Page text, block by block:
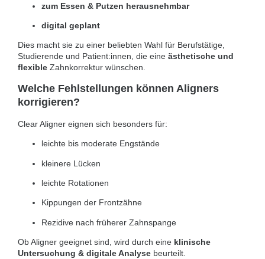
zum Essen & Putzen herausnehmbar
digital geplant
Dies macht sie zu einer beliebten Wahl für Berufstätige,
Studierende und Patient:innen, die eine ästhetische und
flexible Zahnkorrektur wünschen.
Welche Fehlstellungen können Aligners
korrigieren?
Clear Aligner eignen sich besonders für:
leichte bis moderate Engstände
kleinere Lücken
leichte Rotationen
Kippungen der Frontzähne
Rezidive nach früherer Zahnspange
Ob Aligner geeignet sind, wird durch eine klinische
Untersuchung & digitale Analyse beurteilt.